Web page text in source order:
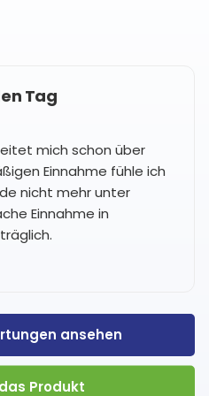
Tag
mich schon über
Einnahme fühle ich
nicht mehr unter
Einnahme in
ansehen
Produkt